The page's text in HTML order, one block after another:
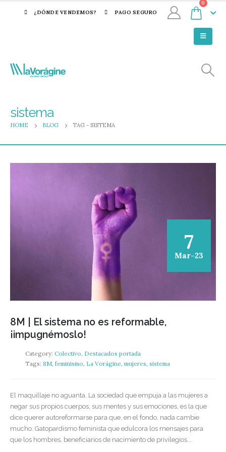
¿DÓNDE VENDEMOS? PAGO SEGURO
0
sistema
HOME BLOG TAG - SISTEMA
7
Mar-23
8M | El sistema no es reformable,
¡impugnémoslo!
Category: Colectivo Destacados portada
Tags: 8M feminismo La Vorágine mujeres sistema
El maquillaje no aguanta. La sociedad que empuja a las mujeres a
negar sus propios cuerpos, sus mentes y sus emociones, es la que
dice querer autoreformarse para que, en el fondo, nada cambie
mucho. Gatopardismo feminista que edulcora los mensajes para
que los hombres, beneficiarios de nacimiento de privilegios...